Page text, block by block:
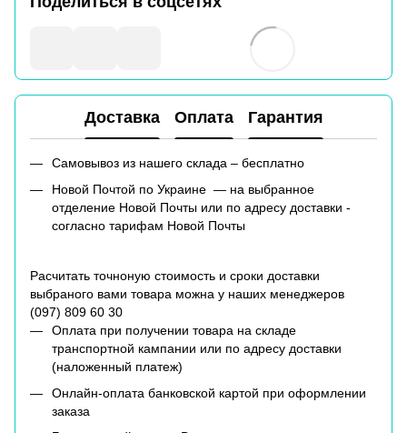
Доставка Оплата Гарантия
Самовывоз из нашего склада – бесплатно
Новой Почтой по Украине — на выбранное
отделение Новой Почты или по адресу доставки -
согласно тарифам Новой Почты
Расчитать точноную стоимость и сроки доставки
выбраного вами товара можна у наших менеджеров
(097) 809 60 30
Оплата при получении товара на складе
транспортной кампании или по адресу доставки
(наложенный платеж)
Онлайн-оплата банковской картой при оформлении
заказа